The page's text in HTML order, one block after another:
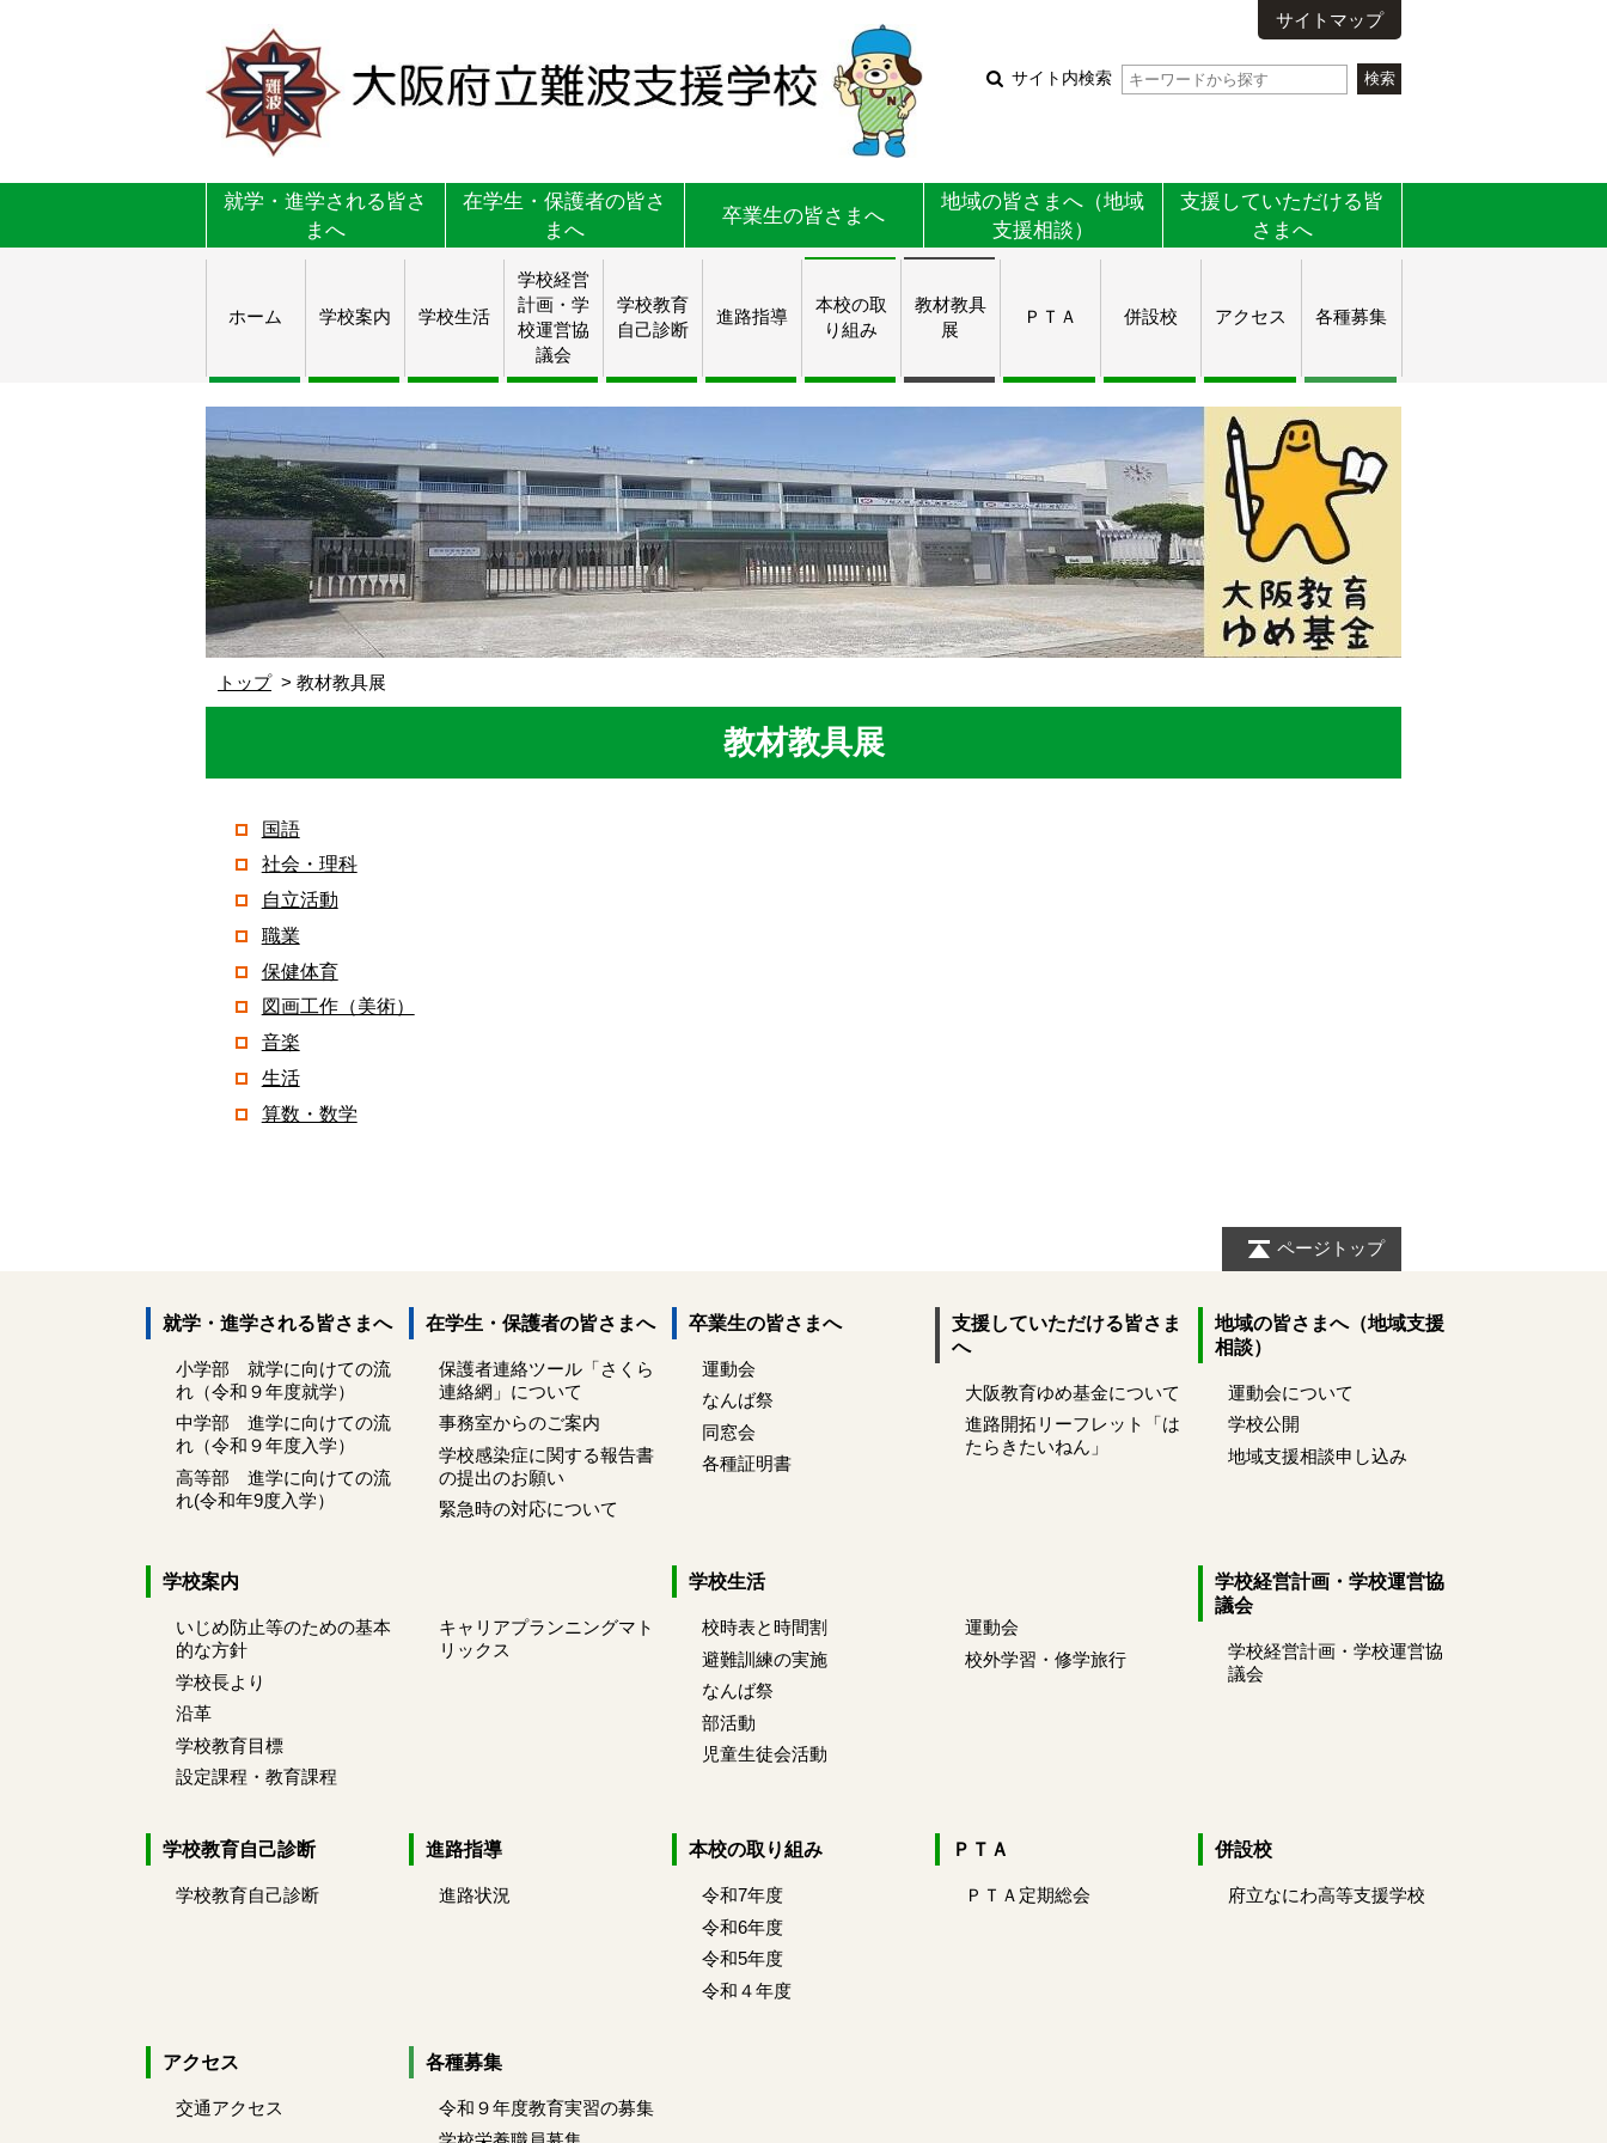
サイトマップ
サイト内検索
就学・進学される皆さ
まへ
在学生・保護者の皆さ
まへ
卒業生の皆さまへ
地域の皆さまへ（地域
支援相談）
支援していただける皆
さまへ
ホーム 学校案内 学校生活
学校経営
計画・学
校運営協
議会
学校教育
自己診断
進路指導
本校の取
り組み
教材教具
展
ＰＴＡ 併設校 アクセス 各種募集
トップ 教材教具展
教材教具展
国語
社会・理科
自立活動
職業
保健体育
図画工作（美術）
音楽
生活
算数・数学
ページトップ
就学・進学される皆さまへ
小学部 就学に向けての流
れ（令和９年度就学）
中学部 進学に向けての流
れ（令和９年度入学）
高等部 進学に向けての流
れ(令和年9度入学）
在学生・保護者の皆さまへ
保護者連絡ツール「さくら
連絡網」について
事務室からのご案内
学校感染症に関する報告書
の提出のお願い
緊急時の対応について
卒業生の皆さまへ
運動会
なんば祭
同窓会
各種証明書
支援していただける皆さま
へ
大阪教育ゆめ基金について
進路開拓リーフレット「は
たらきたいねん」
地域の皆さまへ（地域支援
相談）
運動会について
学校公開
地域支援相談申し込み
学校案内
いじめ防止等のための基本
的な方針
学校長より
沿革
学校教育目標
設定課程・教育課程
キャリアプランニングマト
リックス
学校生活
校時表と時間割
避難訓練の実施
なんば祭
部活動
児童生徒会活動
運動会
校外学習・修学旅行
学校経営計画・学校運営協
議会
学校経営計画・学校運営協
議会
学校教育自己診断
学校教育自己診断
進路指導
進路状況
本校の取り組み
令和7年度
令和6年度
令和5年度
令和４年度
ＰＴＡ
ＰＴＡ定期総会
併設校
府立なにわ高等支援学校
アクセス
交通アクセス
各種募集
令和９年度教育実習の募集